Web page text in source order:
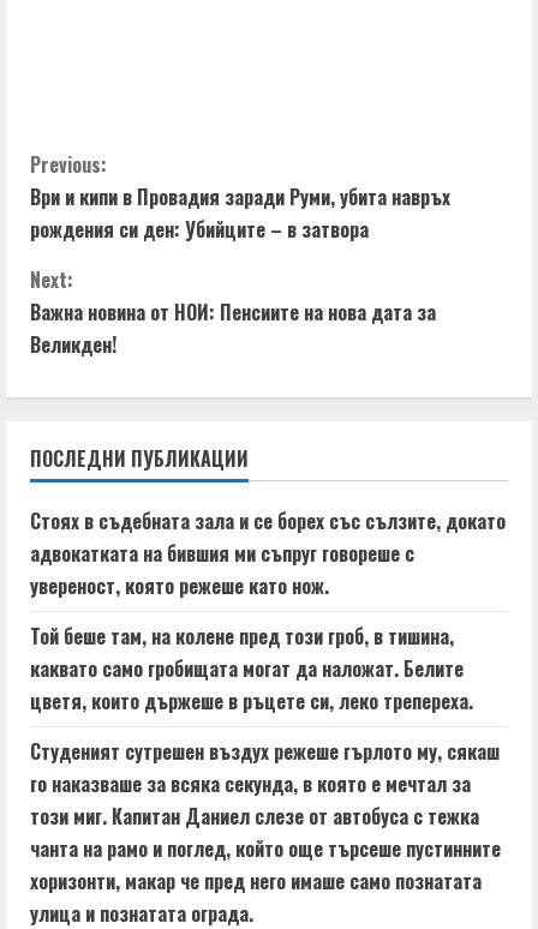
i
n
g
C
o
n
t
u
e
R
e
a
d
i
n
g
Previous:
Ври и кипи в Провадия заради Руми, убита навръх
рождения си ден: Убийците – в затвора
Next:
Важна новина от НОИ: Пенсиите на нова дата за
Великден!
ПОСЛЕДНИ ПУБЛИКАЦИИ
Стоях в съдебната зала и се борех със сълзите, докато
адвокатката на бившия ми съпруг говореше с
увереност, която режеше като нож.
Той беше там, на колене пред този гроб, в тишина,
каквато само гробищата могат да наложат. Белите
цветя, които държеше в ръцете си, леко трепереха.
Студеният сутрешен въздух режеше гърлото му, сякаш
го наказваше за всяка секунда, в която е мечтал за
този миг. Капитан Даниел слезе от автобуса с тежка
чанта на рамо и поглед, който още търсеше пустинните
хоризонти, макар че пред него имаше само познатата
улица и познатата ограда.